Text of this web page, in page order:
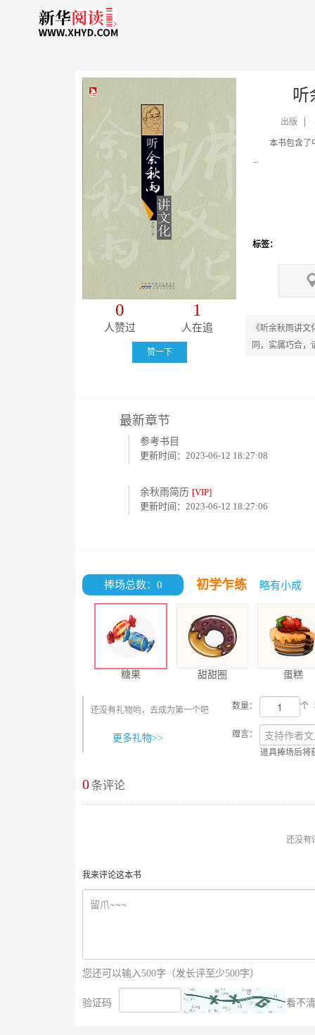
0
人赞过
1
人在追
赞一下
听
出版
...
标签：
《听余秋雨讲
同，实属巧合，
最新章节
参考书目
更新时间：2023-06-12 18:27:08
余秋雨简历 [VIP]
更新时间：2023-06-12 18:27:06
捧场总数：0 初学乍练 略有小成
糖果 甜甜圈 蛋糕
还没有礼物哟，去成为第一个吧
更多礼物>>
数量： 个
赠言：
道具捧场后将
0条评论
还没有
我来评论这本书
您还可以输入500字（发长评至少500字）
验证码 看不